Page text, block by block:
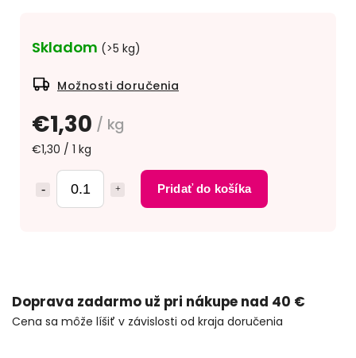
€1,30 / kg
€1,30 / 1 kg
Pridať do košíka
Skladom (>5 kg)
Možnosti doručenia
Doprava zadarmo už pri nákupe nad 40 €
Cena sa môže líšiť v závislosti od kraja doručenia